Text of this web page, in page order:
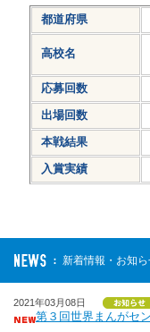
都道府県
高校名
応募回数
出場回数
本戦結果
入賞実績
新着情報・お知ら
2021年03月08日
第３回世界まんがセ